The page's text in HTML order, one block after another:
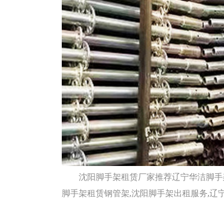
沈阳脚手架租赁厂家推荐辽宁华洁脚
脚手架租赁钢管架,沈阳脚手架出租服务,辽